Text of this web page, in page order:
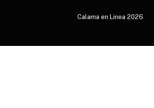
Calama en Linea 2026